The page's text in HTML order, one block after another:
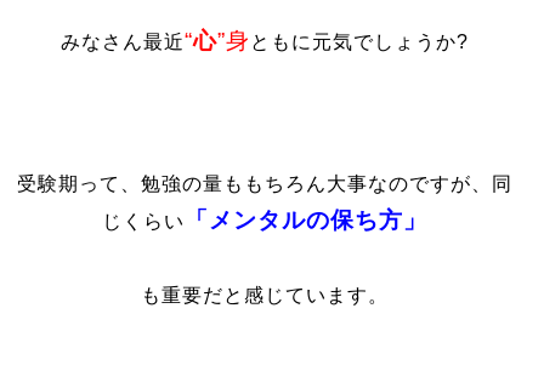
みなさん最近“心”身 ともに元気でしょうか?
受験期って、勉強の量ももちろん大事なのですが、同
じくらい
「メンタルの保ち方」
も重要だと感じています。